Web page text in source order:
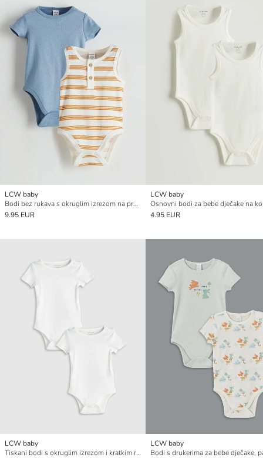
LCW baby
Bodi bez rukava s okruglim izrezom na pruge za bebu dječaka, pakiranje od 2 komada
9.95 EUR
LCW baby
4.95 EUR
LCW baby
Tiskani bodi s okruglim izrezom i kratkim rukavom za bebe dječake, pakiranje od 2 komada
LCW baby